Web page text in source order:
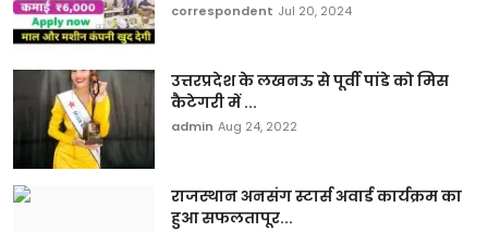
correspondent Jul 20, 2024
उत्तरप्रदेश के लखनऊ से पूर्वी पांडे को मिस
कैटेगरी में ...
admin Aug 24, 2022
राजस्थान अनसंग स्टार्स अवार्ड कार्यक्रम का
हुआ सफलतापूर...